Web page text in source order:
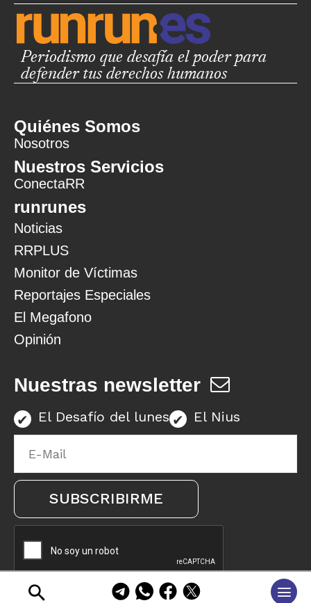
Periodismo que desafía el poder para
defender tus derechos humanos
Quiénes Somos
Nosotros
Nuestros Servicios
ConectaRR
runrunes
Noticias
RRPLUS
Monitor de Víctimas
Reportajes Especiales
El Megafono
Opinión
Nuestras newsletter
El Desafío del lunes El Nius